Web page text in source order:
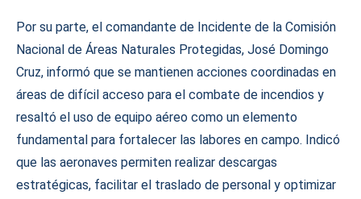
Por su parte, el comandante de Incidente de la Comisión
Nacional de Áreas Naturales Protegidas, José Domingo
Cruz, informó que se mantienen acciones coordinadas en
áreas de difícil acceso para el combate de incendios y
resaltó el uso de equipo aéreo como un elemento
fundamental para fortalecer las labores en campo. Indicó
que las aeronaves permiten realizar descargas
estratégicas, facilitar el traslado de personal y optimizar